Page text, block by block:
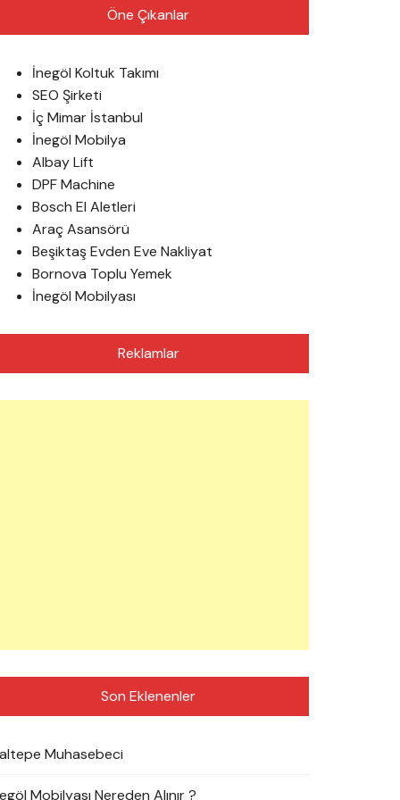
Öne Çıkanlar
İnegöl Koltuk Takımı
SEO Şirketi
İç Mimar İstanbul
İnegöl Mobilya
Albay Lift
DPF Machine
Bosch El Aletleri
Araç Asansörü
Beşiktaş Evden Eve Nakliyat
Bornova Toplu Yemek
İnegöl Mobilyası
Reklamlar
Son Eklenenler
Muhasebeci
Mobilyası Nereden Alınır ?